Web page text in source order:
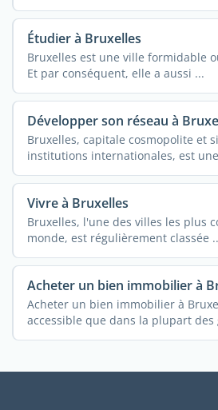
Étudier à Bruxelles
Bruxelles est une ville formidable
Et par conséquent, elle a aussi ...
Développer son réseau à
Bruxelles, capitale cosmopolite et
institutions internationales, est
Vivre à Bruxelles
Bruxelles, l'une des villes les plus
monde, est régulièrement classée
Acheter un bien immobilier à
Acheter un bien immobilier à
accessible que dans la plupart des